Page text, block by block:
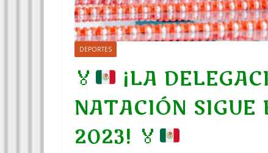
DEPORTES
🏅
¡LA
NATACIÓN
2023! 🏅